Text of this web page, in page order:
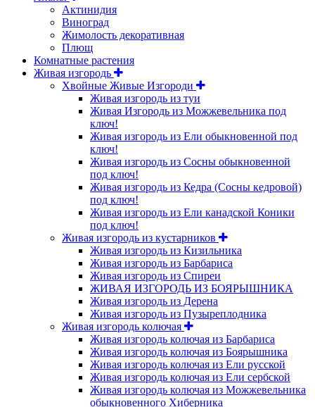
Актинидия
Виноград
Жимолость декоративная
Плющ
Комнатные растения
Живая изгородь
Хвойные Живые Изгороди
Живая изгородь из туи
Живая Изгородь из Можжевельника под
ключ!
Живая изгородь из Ели обыкновенной под
ключ!
Живая изгородь из Сосны обыкновенной
под ключ!
Живая изгородь из Кедра (Сосны кедровой)
под ключ!
Живая изгородь из Ели канадской Коники
под ключ!
Живая изгородь из кустарников
Живая изгородь из Кизильника
Живая изгородь из Барбариса
Живая изгородь из Спиреи
ЖИВАЯ ИЗГОРОДЬ ИЗ БОЯРЫШНИКА
Живая изгородь из Дерена
Живая изгородь из Пузыреплодника
Живая изгородь колючая
Живая изгородь колючая из Барбариса
Живая изгородь колючая из Боярышника
Живая изгородь колючая из Ели русской
Живая изгородь колючая из Ели сербской
Живая изгородь колючая из Можжевельника
обыкновенного Хиберника